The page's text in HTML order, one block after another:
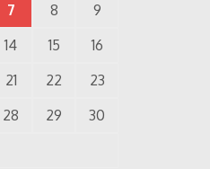
7 8
9
14 15
16
21 22
23
28 29
30